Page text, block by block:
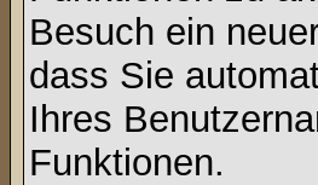
Besuch ein
dass Sie
Ihres
Funktionen.